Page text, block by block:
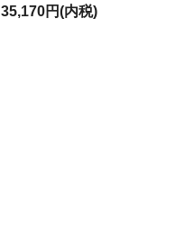
35,170円(内税)